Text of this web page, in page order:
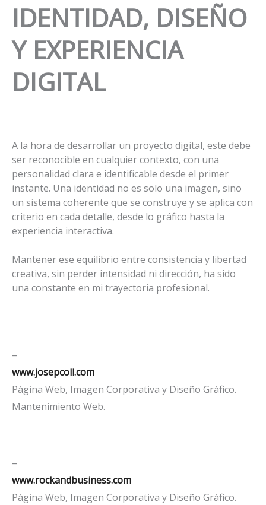
IDENTIDAD, DISEÑO
Y EXPERIENCIA
DIGITAL
A la hora de desarrollar un proyecto digital, este debe
ser reconocible en cualquier contexto, con una
personalidad clara e identificable desde el primer
instante. Una identidad no es solo una imagen, sino
un sistema coherente que se construye y se aplica con
criterio en cada detalle, desde lo gráfico hasta la
experiencia interactiva.
Mantener ese equilibrio entre consistencia y libertad
creativa, sin perder intensidad ni dirección, ha sido
una constante en mi trayectoria profesional.
–
www.josepcoll.com
Página Web, Imagen Corporativa y Diseño Gráfico.
Mantenimiento Web.
–
www.rockandbusiness.com
Página Web, Imagen Corporativa y Diseño Gráfico.